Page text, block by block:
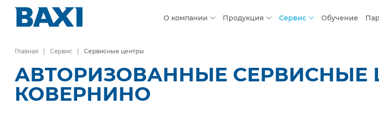
О компании Продукция Сервис Обучение
Главная Сервис Сервисные центры
АВТОРИЗОВАННЫЕ СЕРВИСНЫЕ
КОВЕРНИНО